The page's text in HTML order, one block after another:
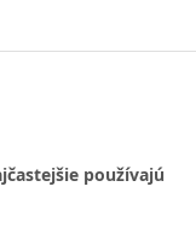
používajú